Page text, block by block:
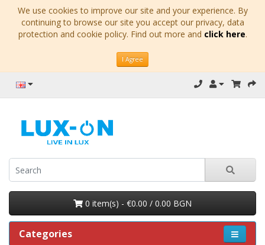
We use cookies to improve our site and your experience. By
continuing to browse our site you accept our privacy, data
protection and cookie policy. Find out more and click here.
I Agree
0 item(s) - €0.00 / 0.00 BGN
Categories